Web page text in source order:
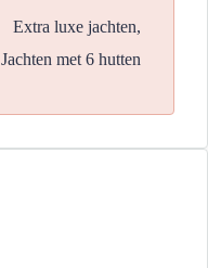
Extra luxe jachten,
Jachten met 6 hutten